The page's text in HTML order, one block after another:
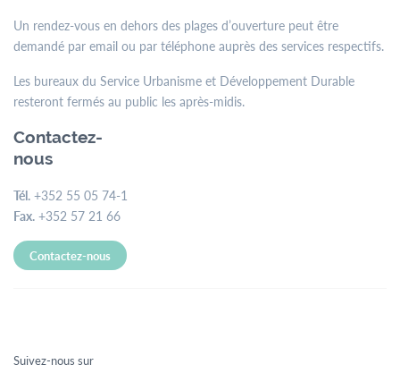
Un rendez-vous en dehors des plages d’ouverture peut être
demandé par email ou par téléphone auprès des services respectifs.
Les bureaux du Service Urbanisme et Développement Durable
resteront fermés au public les après-midis.
Contactez-
nous
Tél. +352 55 05 74-1
Fax. +352 57 21 66
Contactez-nous
Suivez-nous sur